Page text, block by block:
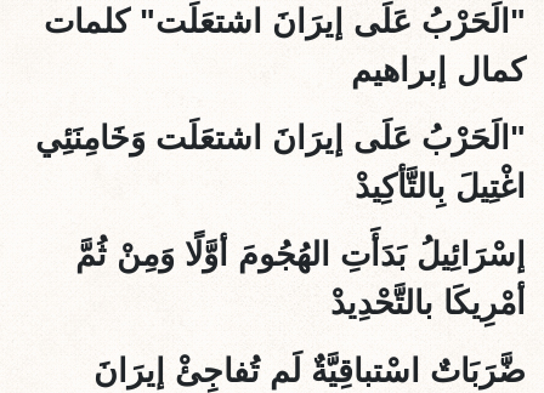
"الَحَرْبُ عَلَى إيرَانَ اشتعَلَت" كلمات
كمال إبراهيم
"الَحَرْبُ عَلَى إيرَانَ اشتعَلَت وَخَامِنَئِي
اغْتِيلَ بِالتَّأكِيدْ
إسْرَائِيلُ بَدَأَتِ الهُجُومَ أوَّلًا وَمِنْ ثُمَّ
أمْرِيكَا بالتَّحْدِيدْ
ضَّرَبَاتٌ اسْتباقِيَّةٌ لَم تُفاجِئْ إيرَانَ